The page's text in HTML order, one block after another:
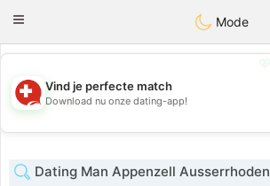
Suissi
Toggle
Mode
💖
💕
Vind je perfecte match
Download nu onze dating-app!
Dating Man Appenzell Ausserrhoden